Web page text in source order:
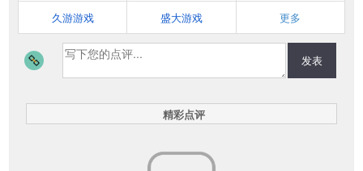
久游游戏 盛大游戏 更多
发表
精彩点评